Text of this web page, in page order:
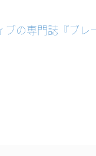
ブの専門誌『ブレ